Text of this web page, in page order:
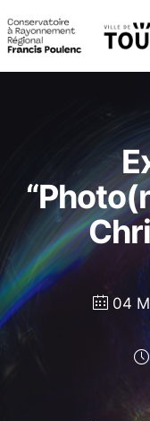
au
contenu
04